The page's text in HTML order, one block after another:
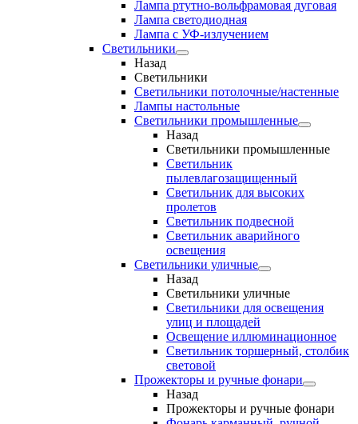
Лампа ртутно-вольфрамовая дуговая
Лампа светодиодная
Лампа с УФ-излучением
Светильники
Назад
Светильники
Светильники потолочные/настенные
Лампы настольные
Светильники промышленные
Назад
Светильники промышленные
Светильник
пылевлагозащищенный
Светильник для высоких
пролетов
Светильник подвесной
Светильник аварийного
освещения
Светильники уличные
Назад
Светильники уличные
Светильники для освещения
улиц и площадей
Освещение иллюминационное
Светильник торшерный, столбик
световой
Прожекторы и ручные фонари
Назад
Прожекторы и ручные фонари